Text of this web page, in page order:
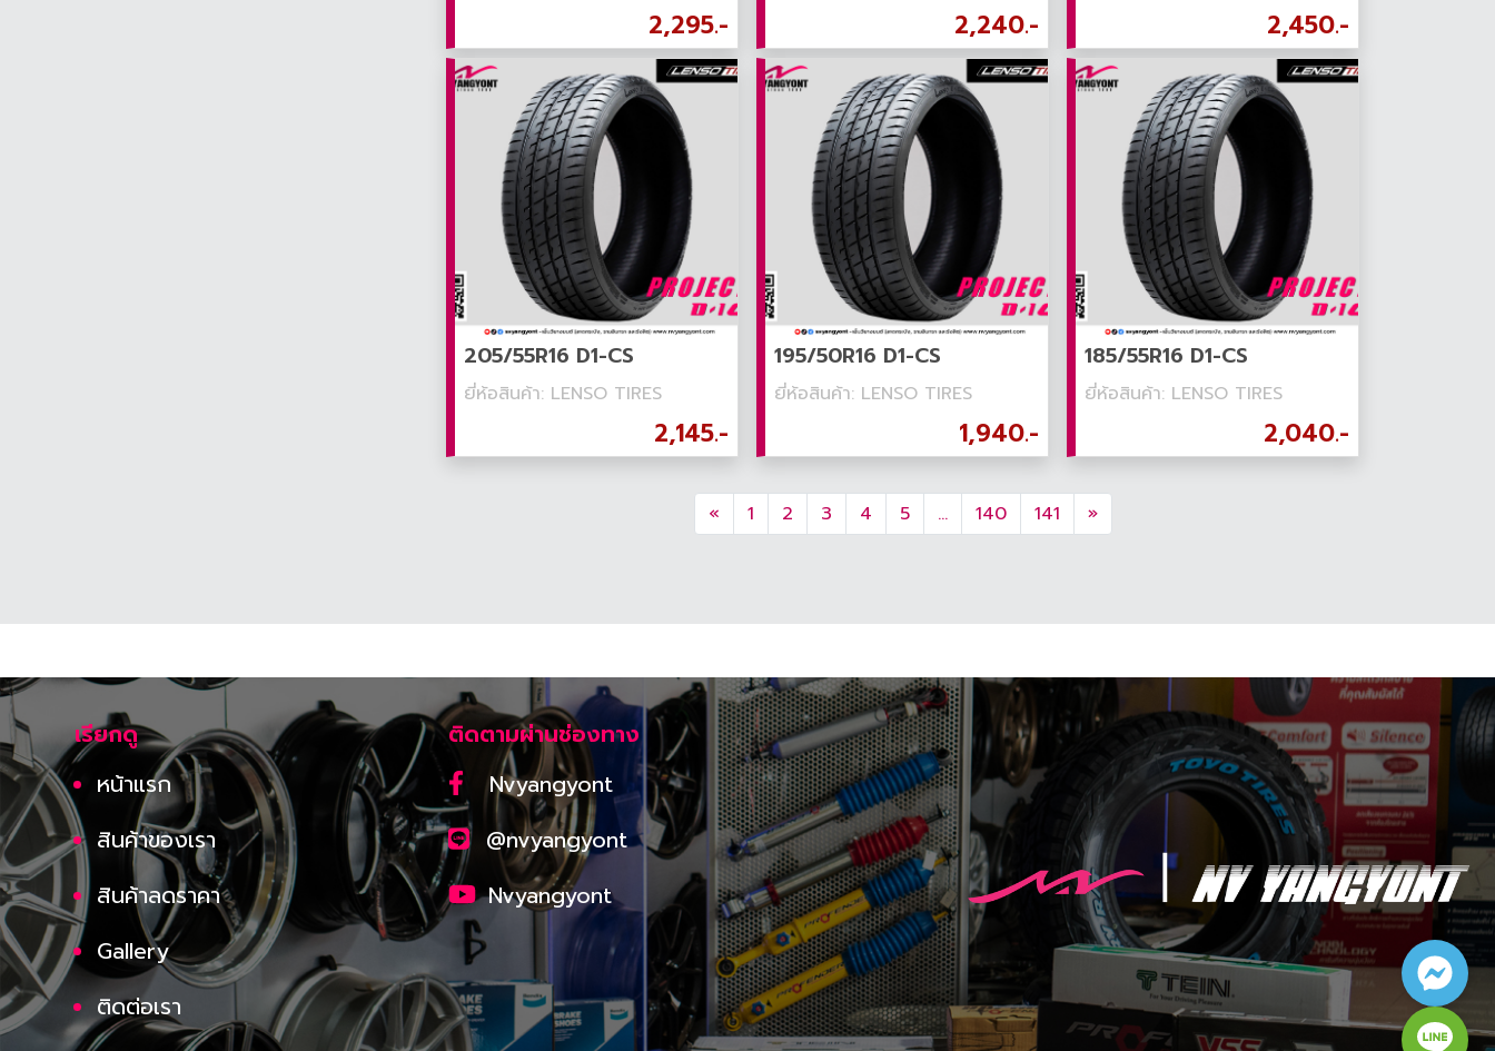
2,295.- 2,240.- 2,450.-
205/55R16 D1-CS
ยี่ห้อสินค้า: LENSO TIRES
2,145.-
195/50R16 D1-CS
ยี่ห้อสินค้า: LENSO TIRES
1,940.-
185/55R16 D1-CS
ยี่ห้อสินค้า: LENSO TIRES
2,040.-
« 1 2 3 4 5 ... 140 141 »
เรียกดู
หน้าแรก
สินค้าของเรา
สินค้าลดราคา
Gallery
ติดต่อเรา
ติดตามผ่านช่องทาง
Nvyangyont
@nvyangyont
Nvyangyont